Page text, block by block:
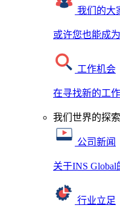
我们的大
或许您也能成
工作机会
在寻找新的工
我们世界的探
公司新闻
关于INS Global
行业立足